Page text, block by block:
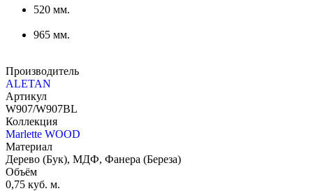
520 мм.
965 мм.
Производитель
ALETAN
Артикул
W907/W907BL
Коллекция
Marlette WOOD
Материал
Дерево (Бук), МДФ, Фанера (Береза)
Объём
0,75 куб. м.